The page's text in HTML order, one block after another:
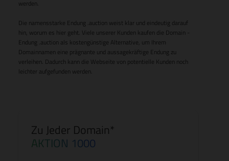
werden.
Die namensstarke Endung .auction weist klar und eindeutig darauf
hin, worum es hier geht. Viele unserer Kunden kaufen die Domain -
Endung .auction als kostengünstige Alternative, um Ihrem
Domainnamen eine prägnante und aussagekräftige Endung zu
verleihen. Dadurch kann die Webseite von potentielle Kunden noch
leichter aufgefunden werden.
Zu Jeder Domain*
AKTION 1000